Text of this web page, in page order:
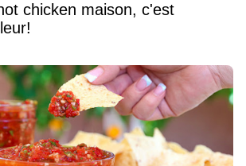
chicken maison, c'est